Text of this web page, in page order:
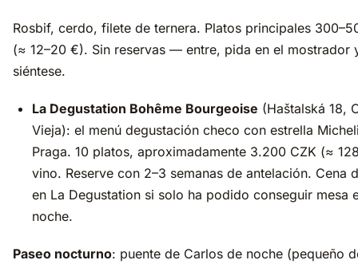
Rosbif, cerdo, filete de ternera. Platos principales
(≈ 12–20 €). Sin reservas — entre, pida en el mostrador
siéntese.
La Degustation Bohême Bourgeoise (Haštalská 18,
Vieja): el menú degustación checo con estrella
Praga. 10 platos, aproximadamente 3.200 CZK (≈
vino. Reserve con 2–3 semanas de antelación. Cena
en La Degustation si solo ha podido conseguir mesa
noche.
Paseo nocturno: puente de Carlos de noche (pequeño